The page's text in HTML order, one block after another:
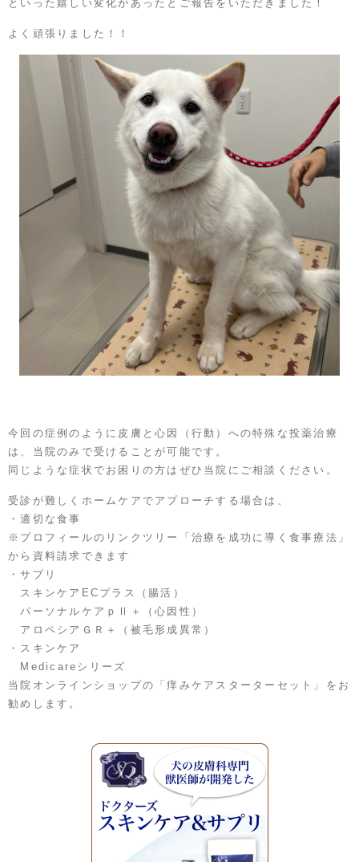
といった嬉しい変化があったとご報告をいただきました！
よく頑張りました！！
今回の症例のように皮膚と心因（行動）への特殊な投薬治療
は、当院のみで受けることが可能です。
同じような症状でお困りの方はぜひ当院にご相談ください。
受診が難しくホームケアでアプローチする場合は、
・適切な食事
※プロフィールのリンクツリー「治療を成功に導く食事療法」
から資料請求できます
・サプリ
スキンケアECプラス（腸活）
パーソナルケアｐⅡ＋（心因性）
アロペシアＧＲ＋（被毛形成異常）
・スキンケア
Medicareシリーズ
当院オンラインショップの「痒みケアスターターセット」をお
勧めします。